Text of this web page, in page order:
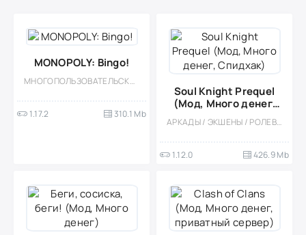
MONOPOLY: Bingo!
МНОГОПОЛЬЗОВАТЕЛЬСКАЯ / СОРЕВНОВАТЕЛЬНАЯ / МОД / ОДНОПОЛЬЗОВАТЕЛЬСКИЕ / АЗАРТНЫЕ / НАСТОЛЬНЫЕ ИГРЫ
1.17.2 310.1 Mb
Soul Knight Prequel
(Мод, Много денег,
Спидхак)
АРКАДЫ / ЭКШЕНЫ / РОЛЕВЫЕ / ОДНОПОЛЬЗОВАТЕЛЬСКИЕ / ИЗОМЕТРИЯ / МАГИЯ / ФЭНТЕЗИ / МОД / ВСТРОЕННЫЙ КЕШ / ПИКСЕЛЬНАЯ / КАЗУАЛЬНЫЕ / ОФЛАЙН
1.12.0 426.9 Mb